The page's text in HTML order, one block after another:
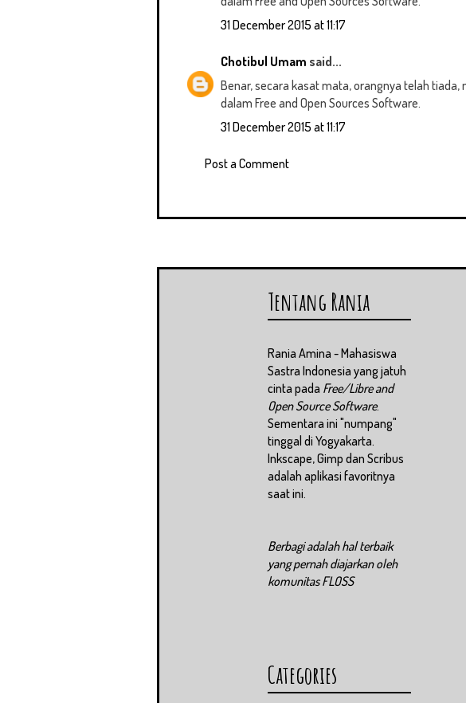
31 December 2015 at 11:17
Chotibul Umam said...
Benar, secara kasat mata, orangnya telah
dalam Free and Open Sources Software.
31 December 2015 at 11:17
Post a Comment
Tentang Rania
Rania Amina - Mahasiswa
Sastra Indonesia yang jatuh
cinta pada Free/Libre and
Open Source Software.
Sementara ini "numpang"
tinggal di Yogyakarta.
Inkscape, Gimp dan Scribus
adalah aplikasi favoritnya
saat ini.
Berbagi adalah hal terbaik
yang pernah diajarkan oleh
komunitas FLOSS
Categories